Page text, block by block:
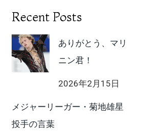
Recent Posts
ありがとう、マリ
ニン君！
2026年2月15日
メジャーリーガー・菊地雄星
投手の言葉